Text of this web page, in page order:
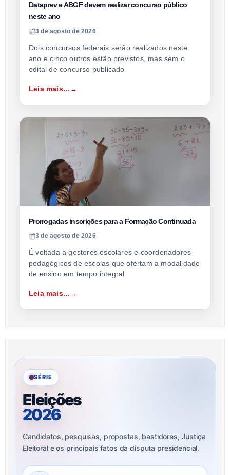
Dataprev e ABGF devem realizar concurso público
neste ano
3 de agosto de 2026
Dois concursos federais serão realizados neste
ano e cinco outros estão previstos, mas sem o
edital de concurso publicado
Leia mais...
Prorrogadas inscrições para a Formação Continuada
3 de agosto de 2026
É voltada a gestores escolares e coordenadores
pedagógicos de escolas que ofertam a modalidade
de ensino em tempo integral
Leia mais...
SÉRIE
Eleições
2026
Candidatos, pesquisas, propostas, bastidores, Justiça
Eleitoral e os principais fatos da disputa presidencial.